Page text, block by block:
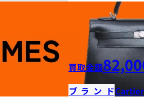
買取金額
ブランドCartier